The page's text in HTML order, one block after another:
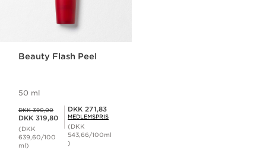
Beauty Flash Peel
50 ml
DKK 390,00
Nuværende pris DKK 319,80
DKK 319,80
(DKK
639,60/100
ml)
Medlemspris DKK 271,83
DKK 271,83
MEDLEMSPRIS
(DKK
543,66/100ml
)